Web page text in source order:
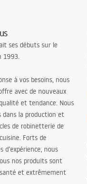
ses débuts sur le
1993.
à vos besoins, nous
avec de nouveaux
et tendance. Nous
dans la production et
de robinetterie de
Forts de
d’expérience, nous
nos produits sont
et extrêmement